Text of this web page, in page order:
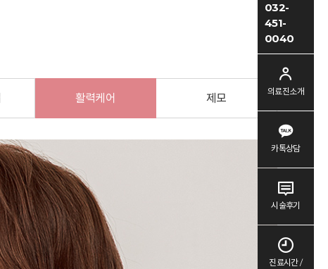
활력케어 제모
032-
451-
0040
의료진소개
카톡상담
시술후기
진료시간 /